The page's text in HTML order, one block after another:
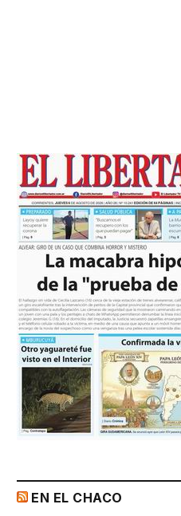
EN EL CHACO